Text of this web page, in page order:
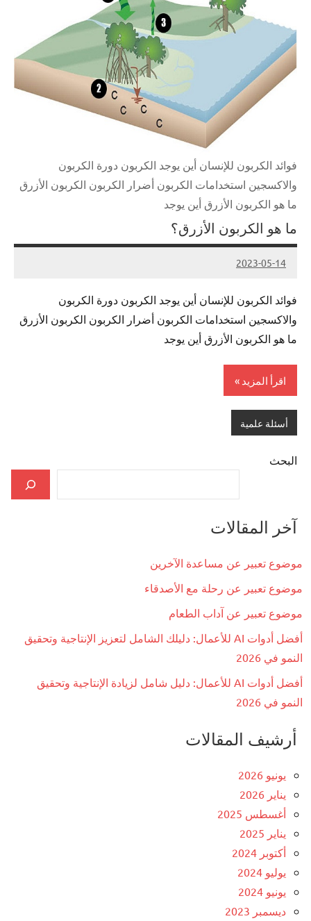
فوائد الكربون للإنسان أين يوجد الكربون دورة الكربون
والاكسجين استخدامات الكربون أضرار الكربون الكربون الأزرق
ما هو الكربون الأزرق أين يوجد
ما هو الكربون الأزرق؟
2023-05-14
Admin
فوائد الكربون للإنسان أين يوجد الكربون دورة الكربون
والاكسجين استخدامات الكربون أضرار الكربون الكربون الأزرق
ما هو الكربون الأزرق أين يوجد
اقرأ المزيد
أسئلة علمية
البحث
آخر المقالات
موضوع تعبير عن مساعدة الآخرين
موضوع تعبير عن رحلة مع الأصدقاء
موضوع تعبير عن آداب الطعام
أفضل أدوات AI للأعمال: دليلك الشامل لتعزيز الإنتاجية وتحقيق
النمو في 2026
أفضل أدوات AI للأعمال: دليل شامل لزيادة الإنتاجية وتحقيق
النمو في 2026
أرشيف المقالات
يونيو 2026
يناير 2026
أغسطس 2025
يناير 2025
أكتوبر 2024
يوليو 2024
يونيو 2024
ديسمبر 2023